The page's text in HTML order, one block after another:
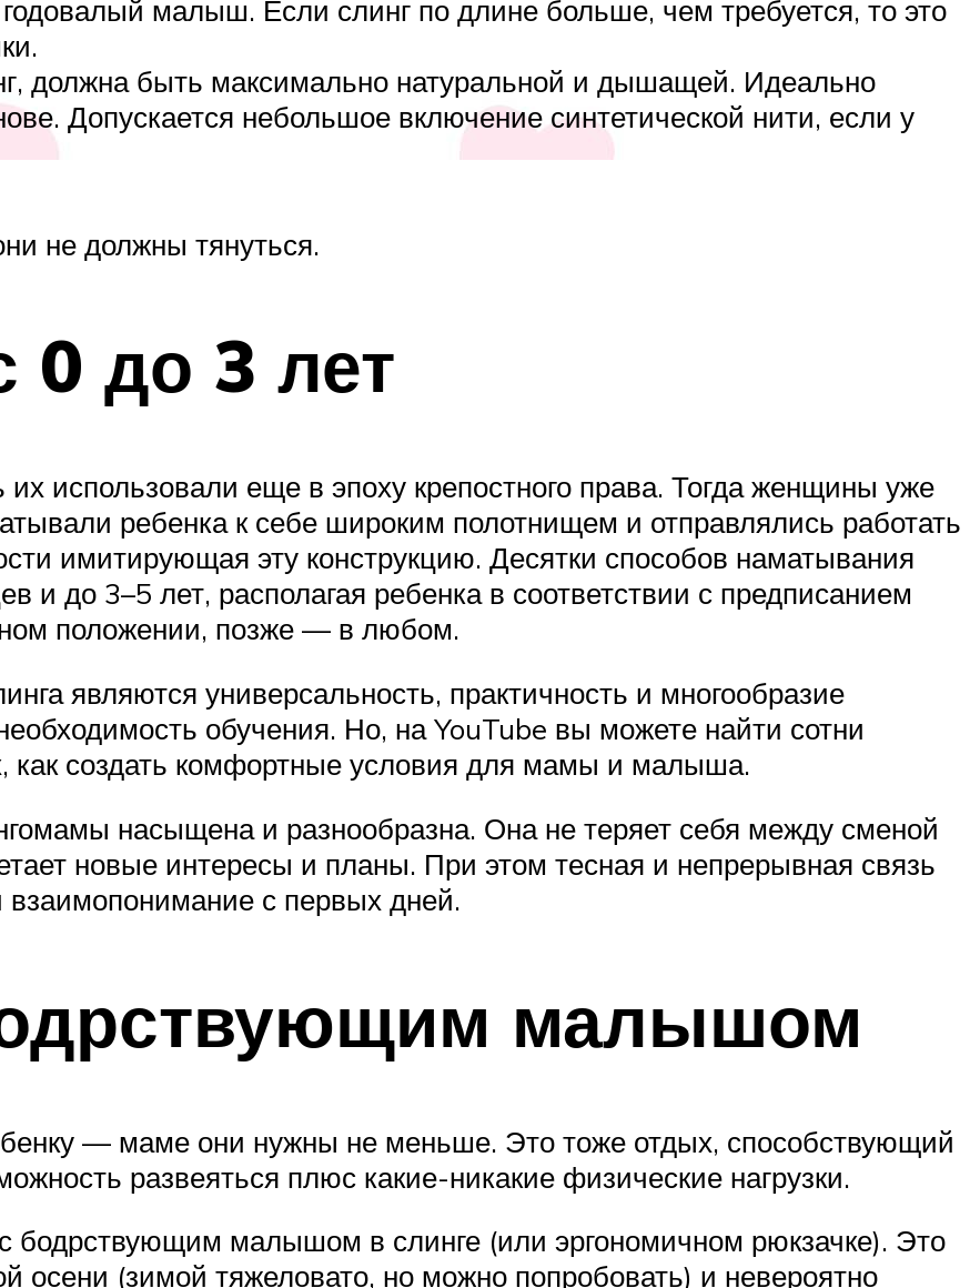
малыш. Если слинг по длине больше, чем требуется, то это
должна быть максимально натуральной и дышащей. Идеально
Допускается небольшое включение синтетической нити, если у
не должны тянуться.
до 3 лет
использовали еще в эпоху крепостного права. Тогда женщины уже
ребенка к себе широким полотнищем и отправлялись работать
имитирующая эту конструкцию. Десятки способов наматывания
и до 3–5 лет, располагая ребенка в соответствии с предписанием
положении, позже — в любом.
являются универсальность, практичность и многообразие
обучения. Но, на YouTube вы можете найти сотни
как создать комфортные условия для мамы и малыша.
насыщена и разнообразна. Она не теряет себя между сменой
новые интересы и планы. При этом тесная и непрерывная связь
с первых дней.
малышом
— маме они нужны не меньше. Это тоже отдых, способствующий
развеяться плюс какие-никакие физические нагрузки.
бодрствующим малышом в слинге (или эргономичном рюкзачке). Это
осени (зимой тяжеловато, но можно попробовать) и невероятно